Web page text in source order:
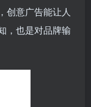
创意广告能让人
，也是对品牌输